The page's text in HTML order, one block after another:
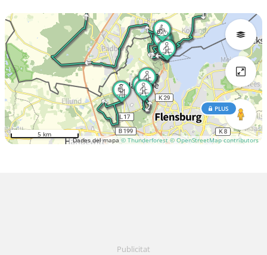
Dades del mapa © Thunderforest © OpenStreetMap contributors
PLUS
5 km
Publicitat